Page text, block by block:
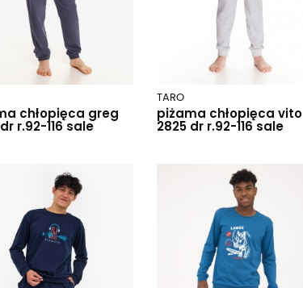
chłopięca greg
r.92-116 sale
TARO
piżama chłopięca vito
2825 dr r.92-116 sale